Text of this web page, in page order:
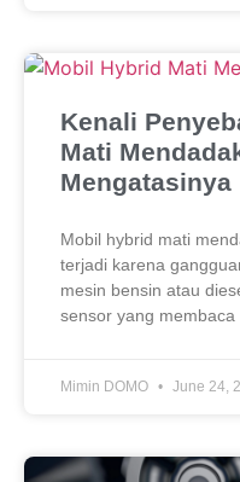
Kenali
Mati
Mengatasinya
Mobil hybrid mati
terjadi karena
mesin bensin atau
sensor yang membaca
Mimin DOMO June 24,